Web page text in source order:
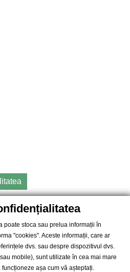
- Magazin online cu Produse
- Cod fiscal: RO14935035, Registrul
Adresa: Str. Dimieni, nr. 7, Bucuresti,
sector 5.
poate stoca sau prelua informații în
"cookies". Aceste informații, care ar
dvs. sau despre dispozitivul dvs.
mobile), sunt utilizate în cea mai mare
așa cum vă așteptați.